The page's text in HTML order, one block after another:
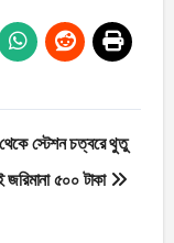
স্টেশন চত্বরে থুতু
৫০০ টাকা